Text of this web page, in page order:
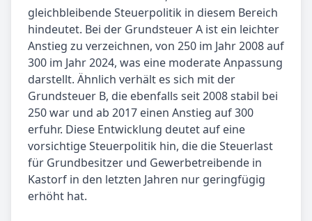
gleichbleibende Steuerpolitik in diesem Bereich
hindeutet. Bei der Grundsteuer A ist ein leichter
Anstieg zu verzeichnen, von 250 im Jahr 2008 auf
300 im Jahr 2024, was eine moderate Anpassung
darstellt. Ähnlich verhält es sich mit der
Grundsteuer B, die ebenfalls seit 2008 stabil bei
250 war und ab 2017 einen Anstieg auf 300
erfuhr. Diese Entwicklung deutet auf eine
vorsichtige Steuerpolitik hin, die die Steuerlast
für Grundbesitzer und Gewerbetreibende in
Kastorf in den letzten Jahren nur geringfügig
erhöht hat.